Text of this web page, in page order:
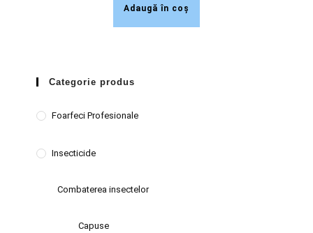
Adaugă în coș
Categorie produs
Foarfeci Profesionale
Insecticide
Combaterea insectelor
Capuse